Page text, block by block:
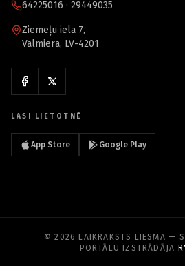
64225016 · 29449035
Ziemeļu iela 7,
Valmiera, LV-4201
LASI LIETOTNĒ
App Store Google Play
© 2026 LAIKRAKSTS LIESMA —
PORTĀLU IZSTRĀDĀJA